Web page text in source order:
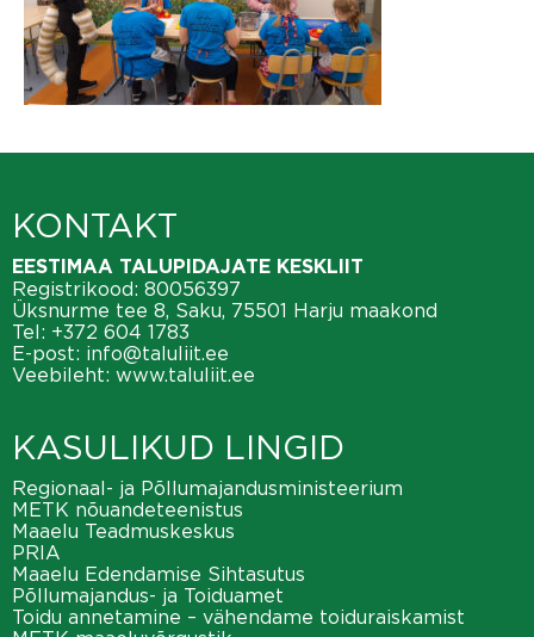
KONTAKT
EESTIMAA TALUPIDAJATE KESKLIIT
Registrikood: 80056397
Üksnurme tee 8, Saku, 75501 Harju maakond
Tel: +372 604 1783
E-post: info@taluliit.ee
Veebileht: www.taluliit.ee
KASULIKUD LINGID
Regionaal- ja Põllumajandusministeerium
METK nõuandeteenistus
Maaelu Teadmuskeskus
PRIA
Maaelu Edendamise Sihtasutus
Põllumajandus- ja Toiduamet
Toidu annetamine – vähendame toiduraiskamist